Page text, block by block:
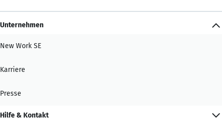
Unternehmen
New Work SE
Karriere
Presse
Hilfe & Kontakt